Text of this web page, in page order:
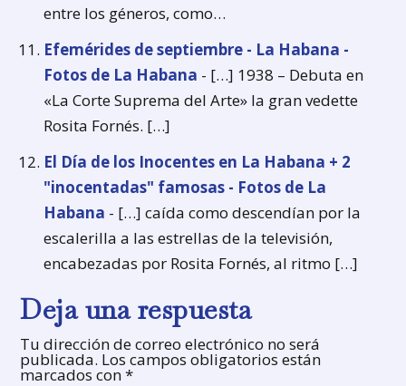
entre los géneros, como…
Efemérides de septiembre - La Habana -
Fotos de La Habana - […] 1938 – Debuta en
«La Corte Suprema del Arte» la gran vedette
Rosita Fornés. […]
El Día de los Inocentes en La Habana + 2
"inocentadas" famosas - Fotos de La
Habana - […] caída como descendían por la
escalerilla a las estrellas de la televisión,
encabezadas por Rosita Fornés, al ritmo […]
Deja una respuesta
Tu dirección de correo electrónico no será
publicada. Los campos obligatorios están
marcados con*